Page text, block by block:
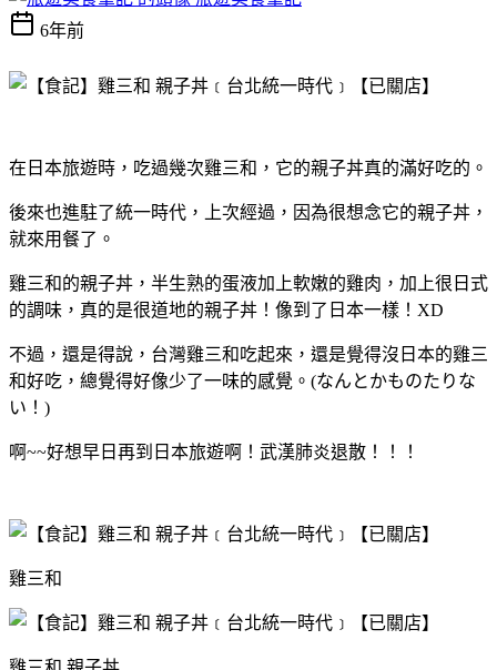
6年前
在日本旅遊時，吃過幾次雞三和，它的親子丼真的滿好吃的。
後來也進駐了統一時代，上次經過，因為很想念它的親子丼，
就來用餐了。
雞三和的親子丼，半生熟的蛋液加上軟嫩的雞肉，加上很日式
的調味，真的是很道地的親子丼！像到了日本一樣！XD
不過，還是得說，台灣雞三和吃起來，還是覺得沒日本的雞三
和好吃，總覺得好像少了一味的感覺。(なんとかものたりな
い！)
啊~~好想早日再到日本旅遊啊！武漢肺炎退散！！！
雞三和